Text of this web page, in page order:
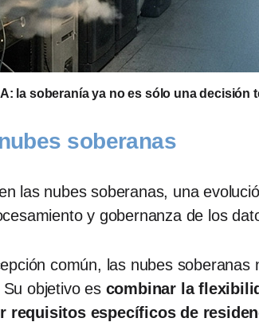
la soberanía ya no es sólo una decisión
soberanas
las nubes soberanas, una
y gobernanza de los
común, las nubes
objetivo es combinar la
requisitos específicos de